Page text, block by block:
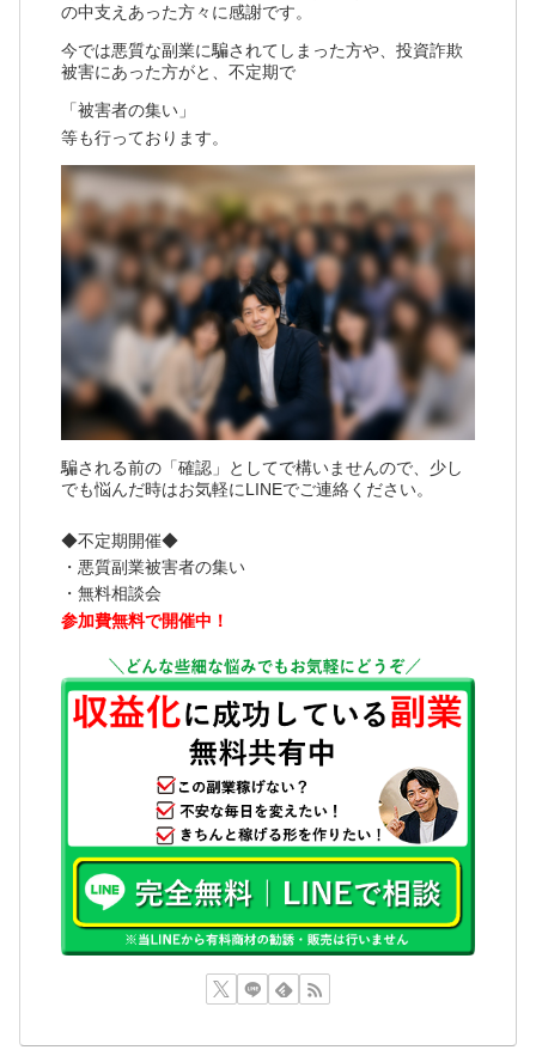
の中支えあった方々に感謝です。
今では悪質な副業に騙されてしまった方や、投資詐欺
被害にあった方がと、不定期で
「被害者の集い」
等も行っております。
騙される前の「確認」としてで構いませんので、少し
でも悩んだ時はお気軽にLINEでご連絡ください。
◆不定期開催◆
・悪質副業被害者の集い
・無料相談会
参加費無料で開催中！